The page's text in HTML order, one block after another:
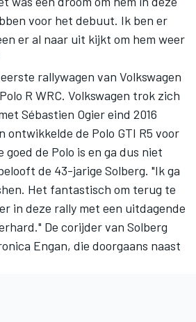
voor het debuut. Ik ben er
er al naar uit kijkt om hem weer
rallywagen van Volkswagen
R WRC. Volkswagen trok zich
Sébastien Ogier eind 2016
ontwikkelde de Polo GTI R5 voor
de Polo is en ga dus niet
de 43-jarige Solberg. "Ik ga
Het fantastisch om terug te
in deze rally met een uitdagende
De corijder van Solberg
Engan, die doorgaans naast